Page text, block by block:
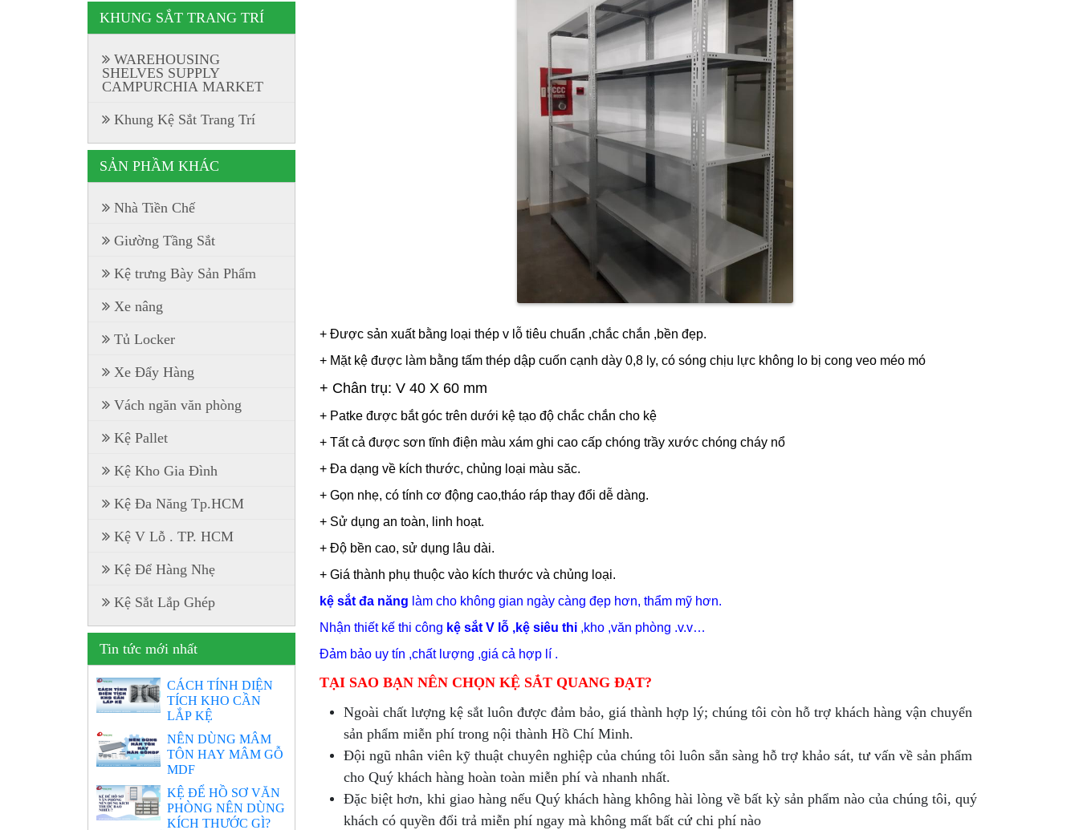
+ Được sản xuất bằng loại thép v lỗ tiêu chuẩn ,chắc chắn ,bền đẹp.
+ Mặt kệ được làm bằng tấm thép dập cuốn cạnh dày 0,8 ly, có sóng chịu lực không lo bịcong veo méo mó
+ Chân trụ: V 40 X 60 mm
+ Patke được bắt góc trên dưới kệ tạo độ chắc chắn cho kệ
+ Tất cả được sơn tĩnh điện màu xám ghi cao cấp chóng trầy xước chóng cháy nổ
+ Đa dạng về kích thước, chủng loại màu săc.
+ Gọn nhẹ, có tính cơ động cao,tháo ráp thay đổi dễ dàng.
+ Sử dụng an toàn, linh hoạt.
+ Độ bền cao, sử dụng lâu dài.
+ Giá thành phụ thuộc vào kích thước và chủng loại.
kệ sắt đa năng làm cho không gian ngày càng đẹp hơn, thẩm mỹ hơn.
Nhận thiết kế thi công kệ sắt V lỗ ,kệ siêu thi ,kho ,văn phòng .v.v…
Đảm bảo uy tín ,chất lượng ,giá cả hợp lí .
TẠI SAO BẠN NÊN CHỌN KỆ SẮT QUANG ĐẠT?
Ngoài chất lượng kệ sắt luôn được đảm bảo, giá thành hợp lý; chúng tôi còn hỗ trợ khách hàng vận chuyển
sản phẩm miễn phí trong nội thành Hồ Chí Minh.
Đội ngũ nhân viên kỹ thuật chuyên nghiệp của chúng tôi luôn sẵn sàng hỗ trợ khảo sát, tư vấn về sản phẩm
cho Quý khách hàng hoàn toàn miễn phí và nhanh nhất.
Đặc biệt hơn, khi giao hàng nếu Quý khách hàng không hài lòng về bất kỳ sản phẩm nào của chúng tôi, quý
khách có quyền đổi trả miễn phí ngay mà không mất bất cứ chi phí nào
KHUNG SẮT TRANG TRÍ
WAREHOUSING
SHELVES SUPPLY
CAMPURCHIA MARKET
Khung Kệ Sắt Trang Trí
SẢN PHẦM KHÁC
Nhà Tiền Chế
Giường Tầng Sắt
Kệ trưng Bày Sản Phẩm
Xe nâng
Tủ Locker
Xe Đẩy Hàng
Vách ngăn văn phòng
Kệ Pallet
Kệ Kho Gia Đình
Kệ Đa Năng Tp.HCM
Kệ V Lỗ . TP. HCM
Kệ Để Hàng Nhẹ
Kệ Sắt Lắp Ghép
Tin tức mới nhất
CÁCH TÍNH DIỆN
TÍCH KHO CẦN
LẮP KỆ
NÊN DÙNG MÂM
TÔN HAY MÂM GỖ
MDF
KỆ ĐỂ HỒ SƠ VĂN
PHÒNG NÊN DÙNG
KÍCH THƯỚC GÌ?